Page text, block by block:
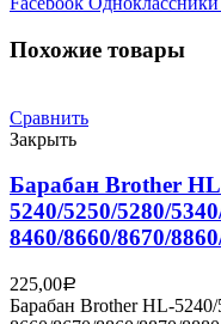
Похожие товары
Сравнить
Закрыть
Барабан Brother
5240/5250/5280/
8460/8660/8670/
225,00Р
Барабан Brother HL-